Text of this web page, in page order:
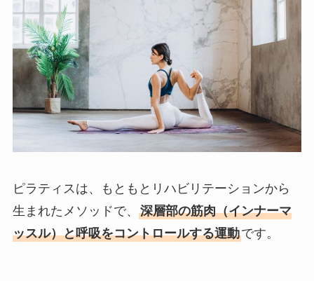
ピラティスは、もともとリハビリテーションから
生まれたメソッドで、 深層部の筋肉（インナーマ
ッスル）と呼吸をコントロールする運動です。